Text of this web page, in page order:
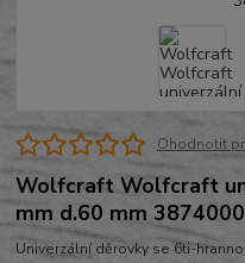
Ohodnotit
Wolfcraft Wolfcraft
mm d.60 mm 3874000
Univerzální děrovky se 6ti-